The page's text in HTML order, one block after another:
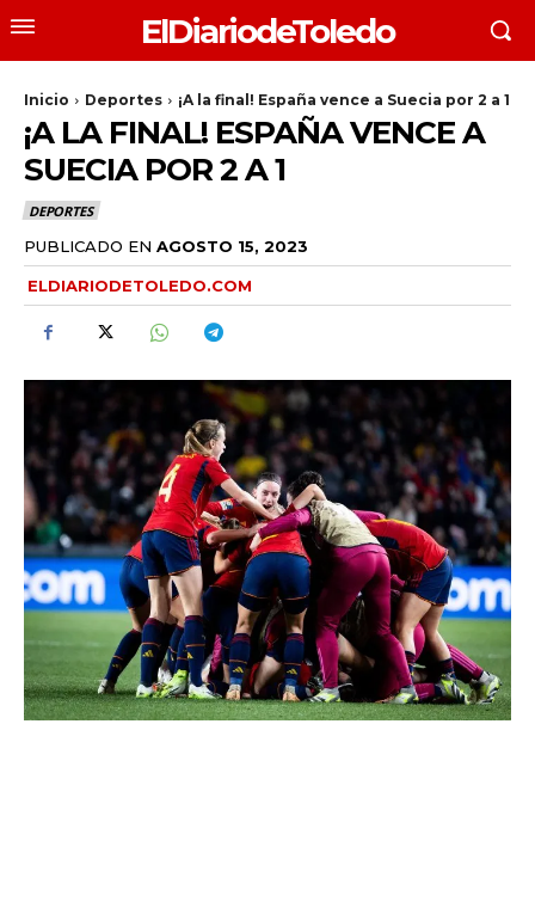
ElDiariodeToledo
Inicio Deportes ¡A la final! España vence a Suecia por 2 a 1
¡A LA FINAL! ESPAÑA VENCE A
SUECIA POR 2 A 1
DEPORTES
PUBLICADO EN AGOSTO 15, 2023
ELDIARIODETOLEDO.COM